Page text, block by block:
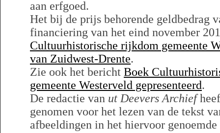
aan erfgoed.
Het bij de prijs behorende geldbedrag
financiering van het eind november
Cultuurhistorische rijkdom gemeente
van Zuidwest-Drente.
Zie ook het bericht Boek
gemeente Westerveld gepresenteerd.
De redactie van ut Deevers Archief
genomen voor het lezen van de tekst
afbeeldingen in het hiervoor genoemde